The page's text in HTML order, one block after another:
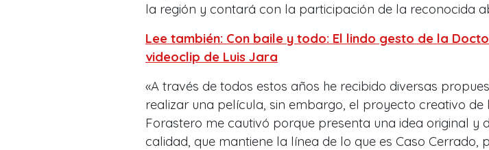
la región y contará con la participación de la reconocida
Lee también: Con baile y todo: El lindo gesto de la
videoclip de Luis Jara
«A través de todos estos años he recibido diversas
realizar una película, sin embargo, el proyecto creativo
Forastero me cautivó porque presenta una idea original y
calidad, que mantiene la línea de lo que es Caso Cerrado ,